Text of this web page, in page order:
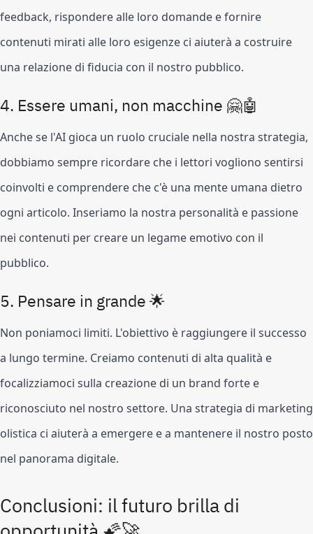
feedback, rispondere alle loro domande e fornire
contenuti mirati alle loro esigenze ci aiuterà a costruire
una relazione di fiducia con il nostro pubblico.
4. Essere umani, non macchine 🤗🤖
Anche se l'AI gioca un ruolo cruciale nella nostra strategia,
dobbiamo sempre ricordare che i lettori vogliono sentirsi
coinvolti e comprendere che c'è una mente umana dietro
ogni articolo. Inseriamo la nostra personalità e passione
nei contenuti per creare un legame emotivo con il
pubblico.
5. Pensare in grande 🌟
Non poniamoci limiti. L'obiettivo è raggiungere il successo
a lungo termine. Creiamo contenuti di alta qualità e
focalizziamoci sulla creazione di un brand forte e
riconosciuto nel nostro settore. Una strategia di marketing
olistica ci aiuterà a emergere e a mantenere il nostro posto
nel panorama digitale.
Conclusioni: il futuro brilla di